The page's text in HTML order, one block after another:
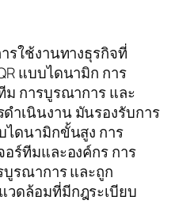
รใช้งานทางธุรกิจที่
แบบไดนามิก การ
ม การบูรณาการ และ
ำเนินงาน มันรองรับการ
ไดนามิกขั้นสูง การ
อร์ทีมและองค์กร การ
รณาการ และถูก
วดล้อมที่มีกฎระเบียบ